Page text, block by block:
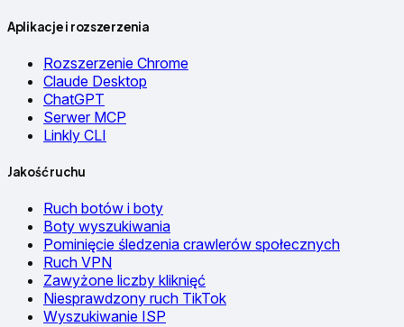
Aplikacje i rozszerzenia
Rozszerzenie Chrome
Claude Desktop
ChatGPT
Serwer MCP
Linkly CLI
Jakość ruchu
Ruch botów i boty
Boty wyszukiwania
Pominięcie śledzenia crawlerów społecznych
Ruch VPN
Zawyżone liczby kliknięć
Niesprawdzony ruch TikTok
Wyszukiwanie ISP